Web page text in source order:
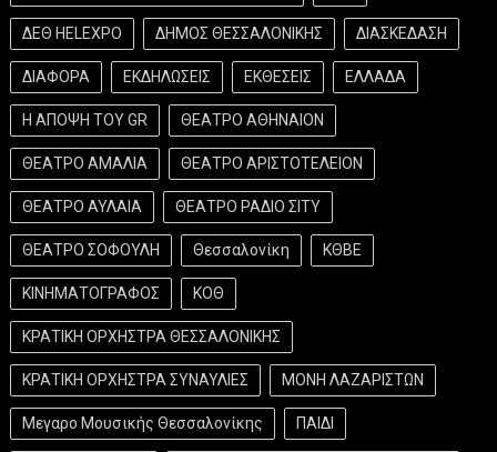
ΔΕΘ HELEXPO ΔΗΜΟΣ ΘΕΣΣΑΛΟΝΙΚΗΣ ΔΙΑΣΚΕΔΑΣΗ
ΔΙΑΦΟΡΑ ΕΚΔΗΛΩΣΕΙΣ ΕΚΘΕΣΕΙΣ ΕΛΛΑΔΑ
Η ΑΠΟΨΗ ΤΟΥ GR ΘΕΑΤΡΟ ΑΘΗΝΑΙΟΝ
ΘΕΑΤΡΟ ΑΜΑΛΙΑ ΘΕΑΤΡΟ ΑΡΙΣΤΟΤΕΛΕΙΟΝ
ΘΕΑΤΡΟ ΑΥΛΑΙΑ ΘΕΑΤΡΟ ΡΑΔΙΟ ΣΙΤΥ
ΘΕΑΤΡΟ ΣΟΦΟΥΛΗ Θεσσαλονίκη ΚΘΒΕ
ΚΙΝΗΜΑΤΟΓΡΑΦΟΣ ΚΟΘ
ΚΡΑΤΙΚΗ ΟΡΧΗΣΤΡΑ ΘΕΣΣΑΛΟΝΙΚΗΣ
ΚΡΑΤΙΚΗ ΟΡΧΗΣΤΡΑ ΣΥΝΑΥΛΙΕΣ ΜΟΝΗ ΛΑΖΑΡΙΣΤΩΝ
Μεγαρο Μουσικής Θεσσαλονίκης ΠΑΙΔΙ